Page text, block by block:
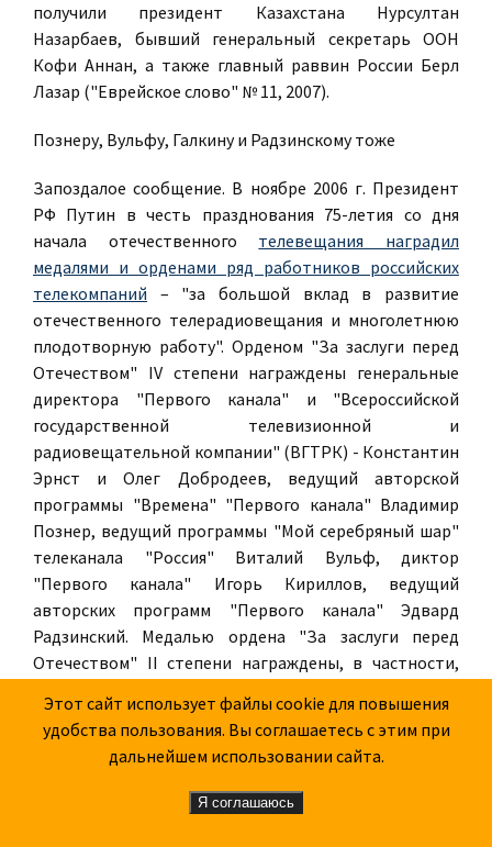
получили президент Казахстана Нурсултан
Назарбаев, бывший генеральный секретарь ООН
Кофи Аннан, а также главный раввин России Берл
Лазар ("Еврейское слово" № 11, 2007).
Познеру, Вульфу, Галкину и Радзинскому тоже
Запоздалое сообщение. В ноябре 2006 г. Президент
РФ Путин в честь празднования 75-летия со дня
начала отечественного телевещания наградил
медалями и орденами ряд работников российских
телекомпаний – "за большой вклад в развитие
отечественного телерадиовещания и многолетнюю
плодотворную работу". Орденом "За заслуги перед
Отечеством" IV степени награждены генеральные
директора "Первого канала" и "Всероссийской
государственной телевизионной и
радиовещательной компании" (ВГТРК) - Константин
Эрнст и Олег Добродеев, ведущий авторской
программы "Времена" "Первого канала" Владимир
Познер, ведущий программы "Мой серебряный шар"
телеканала "Россия" Виталий Вульф, диктор
"Первого канала" Игорь Кириллов, ведущий
авторских программ "Первого канала" Эдвард
Радзинский. Медалью ордена "За заслуги перед
Отечеством" II степени награждены, в частности,
Жанна Агалакова, ведущая программы "Сегодня"
телеканала НТВ Ольга Белова и президент ООО
"Ренфильм" Ирена Лесневская. Ордена Дружбы
удостоены ведущие программ "Первого канала"
Екатерина Андреева, Максим Галкин, Тимур Кизяков,
Этот сайт использует файлы cookie для повышения
удобства пользования. Вы соглашаетесь с этим при
дальнейшем использовании сайта.
Я соглашаюсь